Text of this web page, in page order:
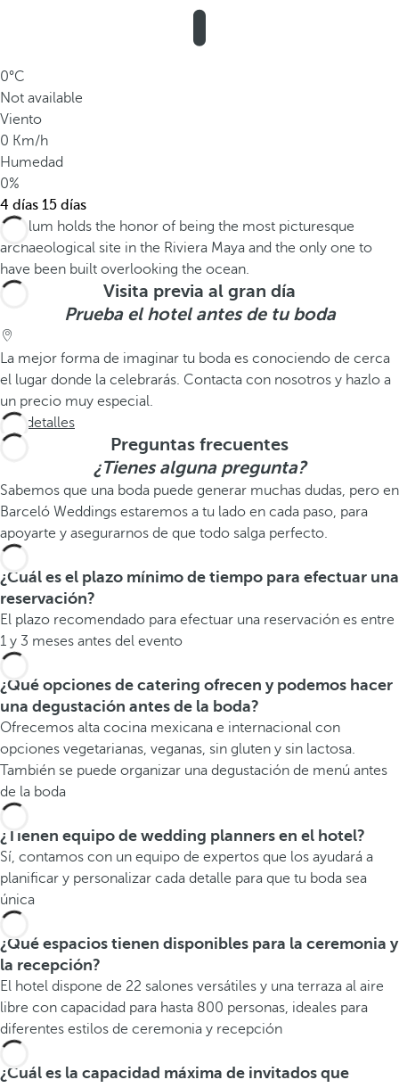
0°C
Not available
Viento
0 Km/h
Humedad
0%
4 días 15 días
Visita previa al gran día
Prueba el hotel antes de tu boda
La mejor forma de imaginar tu boda es conociendo de cerca
el lugar donde la celebrarás. Contacta con nosotros y hazlo a
un precio muy especial.
Ver detalles
Preguntas frecuentes
¿Tienes alguna pregunta?
Sabemos que una boda puede generar muchas dudas, pero en
Barceló Weddings estaremos a tu lado en cada paso, para
apoyarte y asegurarnos de que todo salga perfecto.
¿Cuál es el plazo mínimo de tiempo para efectuar una
reservación?
El plazo recomendado para efectuar una reservación es entre
1 y 3 meses antes del evento
¿Qué opciones de catering ofrecen y podemos hacer
una degustación antes de la boda?
Ofrecemos alta cocina mexicana e internacional con
opciones vegetarianas, veganas, sin gluten y sin lactosa.
También se puede organizar una degustación de menú antes
de la boda
¿Tienen equipo de wedding planners en el hotel?
Sí, contamos con un equipo de expertos que los ayudará a
planificar y personalizar cada detalle para que tu boda sea
única
¿Qué espacios tienen disponibles para la ceremonia y
la recepción?
El hotel dispone de 22 salones versátiles y una terraza al aire
libre con capacidad para hasta 800 personas, ideales para
diferentes estilos de ceremonia y recepción
¿Cuál es la capacidad máxima de invitados que